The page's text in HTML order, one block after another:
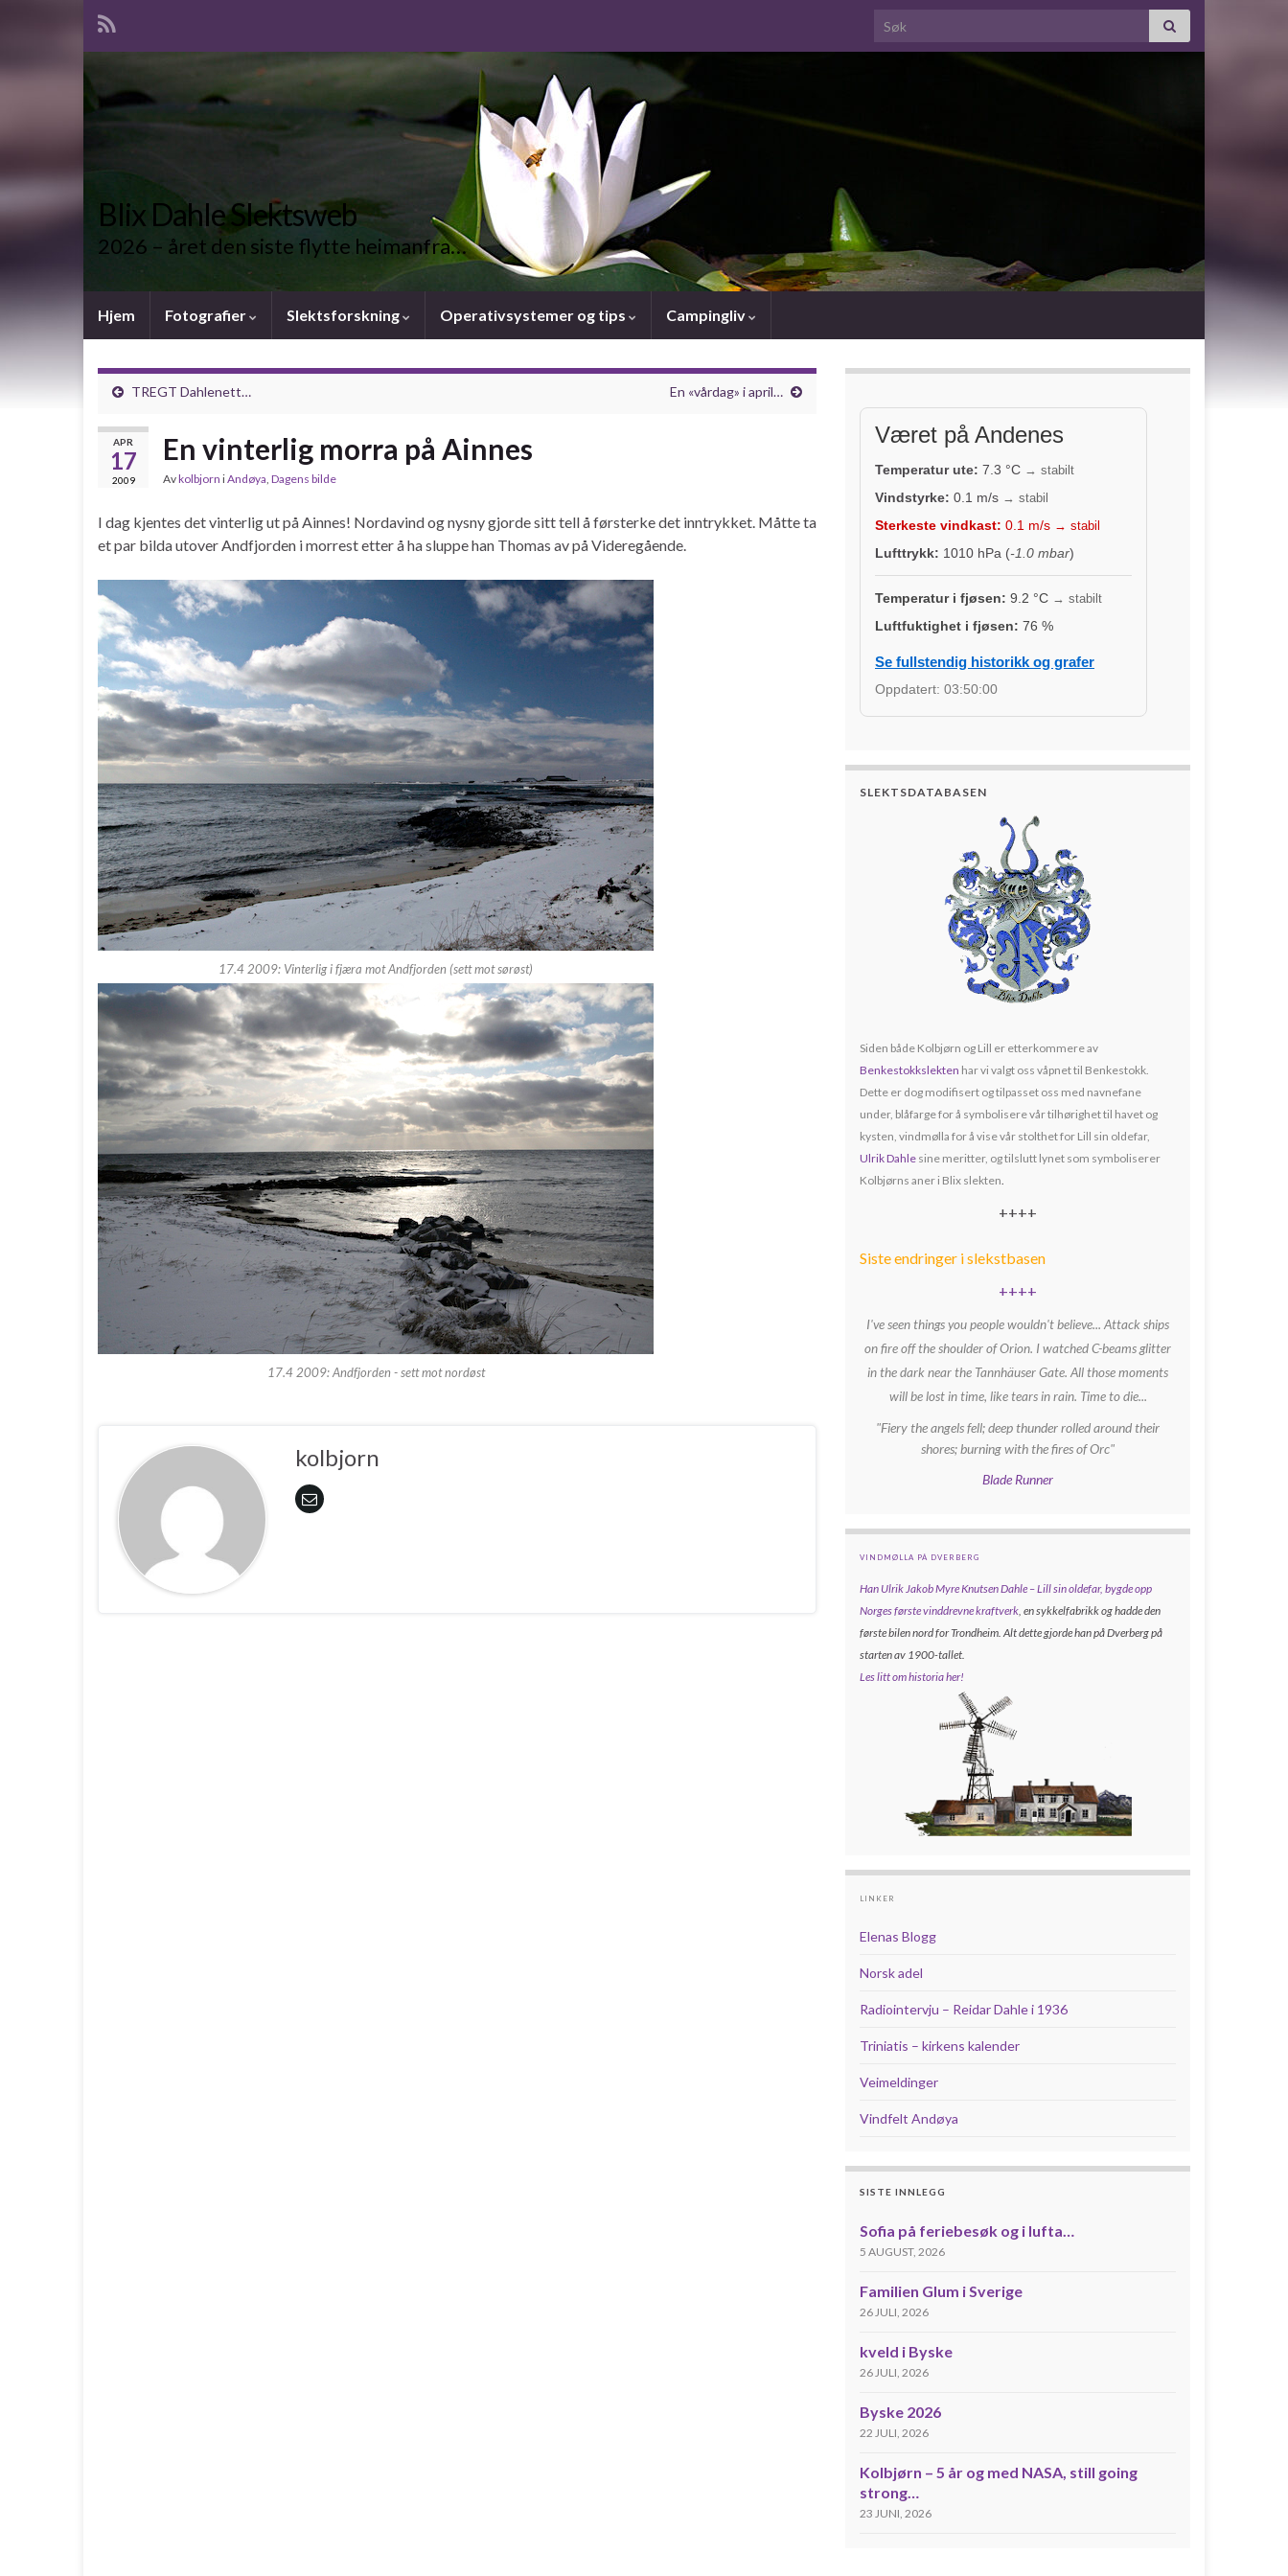
Search for:
Blix Dahle Slektsweb
2026 – året den siste flytte heimanfra…
Hjem Fotografier Slektsforskning Operativsystemer og tips Campingliv
TREGT Dahlenett… En «vårdag» i april…
APR
17
2009
En vinterlig morra på Ainnes
Avkolbjorn iAndøya, Dagens bilde
I dag kjentes det vinterlig ut på Ainnes! Nordavind og nysny gjorde sitt tell å førsterke det inntrykket. Måtte ta
et par bilda utover Andfjorden i morrest etter å ha sluppe han Thomas av på Videregående.
17.4 2009: Vinterlig i fjæra mot Andfjorden (sett mot sørøst)
17.4 2009: Andfjorden - sett mot nordøst
kolbjorn
Været på Andenes
Temperatur ute: 7.3 °C → stabilt
Vindstyrke: 0.1 m/s → stabil
Sterkeste vindkast: 0.1 m/s → stabil
Lufttrykk: 1010 hPa (-1.0 mbar)
Temperatur i fjøsen: 9.2 °C → stabilt
Luftfuktighet i fjøsen: 76 %
Se fullstendig historikk og grafer
Oppdatert: 03:50:00
SLEKTSDATABASEN
Siden både Kolbjørn og Lill er etterkommere av
Benkestokkslekten har vi valgt oss våpnet til Benkestokk.
Dette er dog modifisert og tilpasset oss med navnefane
under, blåfarge for å symbolisere vår tilhørighet til havet og
kysten, vindmølla for å vise vår stolthet for Lill sin oldefar,
Ulrik Dahle sine meritter, og tilslutt lynet som symboliserer
Kolbjørns aner i Blix slekten.
++++
Siste endringer i slekstbasen
++++
I've seen things you people wouldn't believe... Attack ships
on fire off the shoulder of Orion. I watched C-beams glitter
in the dark near the Tannhäuser Gate. All those moments
will be lost in time, like tears in rain. Time to die...
"Fiery the angels fell; deep thunder rolled around their
shores; burning with the fires of Orc"
Blade Runner
VINDMØLLA PÅ DVERBERG
Han Ulrik Jakob Myre Knutsen Dahle – Lill sin oldefar, bygde opp
Norges første vinddrevne kraftverk, en sykkelfabrikk og hadde den
første bilen nord for Trondheim. Alt dette gjorde han på Dverberg på
starten av 1900-tallet.
Les litt om historia her!
LINKER
Elenas Blogg
Norsk adel
Radiointervju – Reidar Dahle i 1936
Triniatis – kirkens kalender
Veimeldinger
Vindfelt Andøya
SISTE INNLEGG
Sofia på feriebesøk og i lufta…
5 AUGUST, 2026
Familien Glum i Sverige
26 JULI, 2026
kveld i Byske
26 JULI, 2026
Byske 2026
22 JULI, 2026
Kolbjørn – 5 år og med NASA, still going
strong…
23 JUNI, 2026